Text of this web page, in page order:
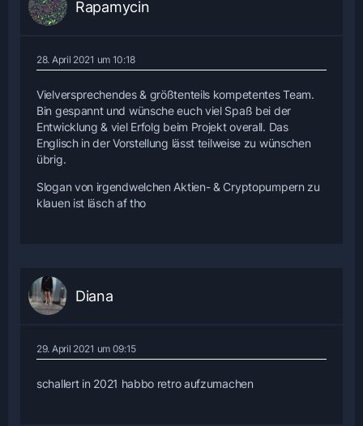
Rapamycin
28. April 2021 um 10:18
Vielversprechendes & größtenteils kompetentes Team.
Bin gespannt und wünsche euch viel Spaß bei der
Entwicklung & viel Erfolg beim Projekt overall. Das
Englisch in der Vorstellung lässt teilweise zu wünschen
übrig.
Slogan von irgendwelchen Aktien- & Cryptopumpern zu
klauen ist läsch af tho
Diana
29. April 2021 um 09:15
schallert in 2021 habbo retro aufzumachen